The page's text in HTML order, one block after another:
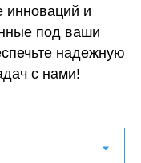
инноваций и
под ваши
надежную
с нами!